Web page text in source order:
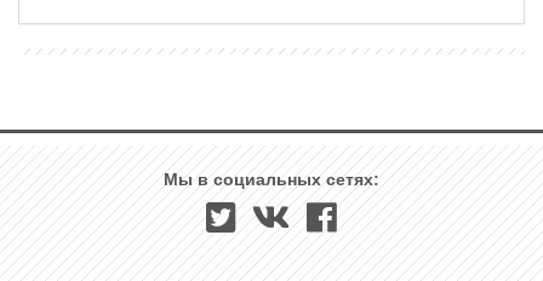
Мы в социальных сетях: